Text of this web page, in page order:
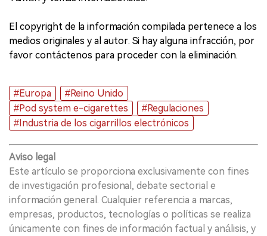
El copyright de la información compilada pertenece a los
medios originales y al autor. Si hay alguna infracción, por
favor contáctenos para proceder con la eliminación.
#Europa
#Reino Unido
#Pod system e-cigarettes
#Regulaciones
#Industria de los cigarrillos electrónicos
Aviso legal
Este artículo se proporciona exclusivamente con fines
de investigación profesional, debate sectorial e
información general. Cualquier referencia a marcas,
empresas, productos, tecnologías o políticas se realiza
únicamente con fines de información factual y análisis, y